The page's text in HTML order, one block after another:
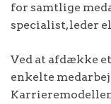
for samtlige
specialist, leder
Ved at afdække
enkelte